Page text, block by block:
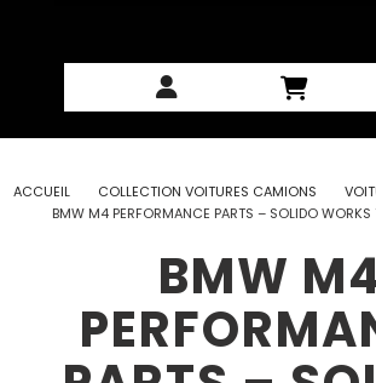
ACCUEIL COLLECTION VOITURES CAMIONS
BMW M4 PERFORMANCE PARTS – SOLIDO
BMW